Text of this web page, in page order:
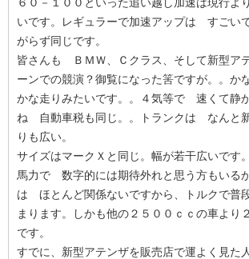
いです。レギュラーで加速アップは すごい
がらず同じです。
皆さんも ＢＭＷ、Ｃクラス、そして新型ア
ーンでの競演？御覧になった筈ですが。。か
かな走りみたいです。。４気等で 速くて静
ね 自動車税も同じ。。トランクは なんと
りも広い。
サイズはマークＸと同じ。幅が若干広いです
馬力で 数字的には期待外れと思う方もいる
は ほとんど関係ないですから、トルクで普
まります。しかも他の２５００ｃｃの車より
です。
すでに、新型アテンザを販売店で運よく見た